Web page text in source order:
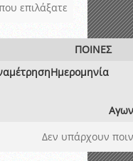
επιλάξατε
ΠΟΙΝΕΣ
Ημερομηνία
Δεν υπάρχουν